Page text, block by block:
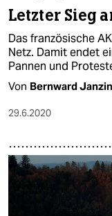
Letzter Sieg
Das französische
Netz. Damit endet
Pannen und
Von Bernward
29.6.2020